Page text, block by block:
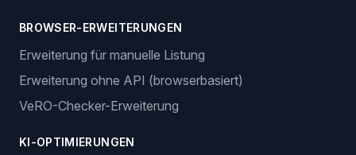
BROWSER-ERWEITERUNGEN
Erweiterung für manuelle Listung
Erweiterung ohne API (browserbasiert)
VeRO-Checker-Erweiterung
KI-OPTIMIERUNGEN